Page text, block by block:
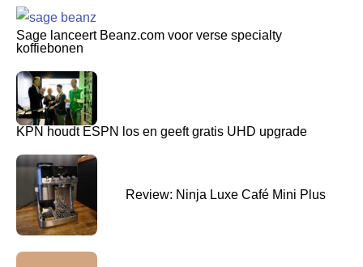
Sage lanceert Beanz.com voor verse specialty
koffiebonen
KPN houdt ESPN los en geeft gratis UHD upgrade
Review: Ninja Luxe Café Mini Plus